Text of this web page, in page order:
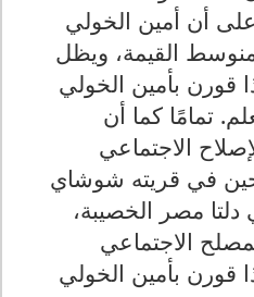
أن أمين الخولي
القيمة، ويظل
قورن بأمين الخولي
تمامًا كما أن
الاجتماعي
في قريته شوشاي
مصر الخصيبة،
الاجتماعي
قورن بأمين الخولي